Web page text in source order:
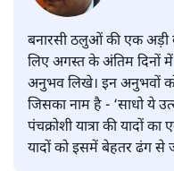
बनारसी ठलुओं की एक
लिए अगस्त के अंतिम दिनों में
अनुभव लिखे। इन अनुभवों
जिसका नाम है - ‘साधो ये
पंचक्रोशी यात्रा की यादों
यादों को इसमें बेहतर ढंग से